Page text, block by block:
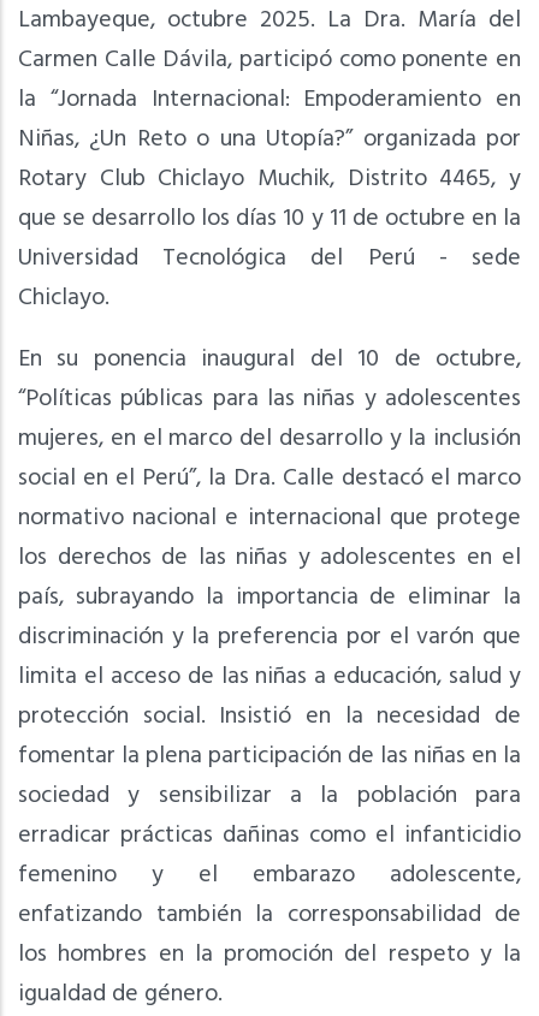
Lambayeque, octubre 2025. La Dra. María del
Carmen Calle Dávila, participó como ponente en
la “Jornada Internacional: Empoderamiento en
Niñas, ¿Un Reto o una Utopía?” organizada por
Rotary Club Chiclayo Muchik, Distrito 4465, y
que se desarrollo los días 10 y 11 de octubre en la
Universidad Tecnológica del Perú - sede
Chiclayo.
En su ponencia inaugural del 10 de octubre,
“Políticas públicas para las niñas y adolescentes
mujeres, en el marco del desarrollo y la inclusión
social en el Perú”, la Dra. Calle destacó el marco
normativo nacional e internacional que protege
los derechos de las niñas y adolescentes en el
país, subrayando la importancia de eliminar la
discriminación y la preferencia por el varón que
limita el acceso de las niñas a educación, salud y
protección social. Insistió en la necesidad de
fomentar la plena participación de las niñas en la
sociedad y sensibilizar a la población para
erradicar prácticas dañinas como el infanticidio
femenino y el embarazo adolescente,
enfatizando también la corresponsabilidad de
los hombres en la promoción del respeto y la
igualdad de género.